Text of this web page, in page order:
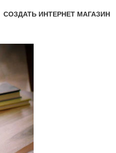
СОЗДАТЬ ИНТЕРНЕТ МАГАЗИН